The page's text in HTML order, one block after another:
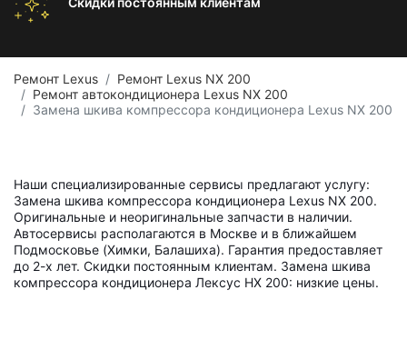
Ремонт Lexus
Ремонт Lexus NX 200
Ремонт автокондиционера Lexus NX 200
Замена шкива компрессора кондиционера Lexus NX 200
Наши специализированные сервисы предлагают услугу:
Замена шкива компрессора кондиционера Lexus NX 200.
Оригинальные и неоригинальные запчасти в наличии.
Автосервисы располагаются в Москве и в ближайшем
Подмосковье (Химки, Балашиха). Гарантия предоставляет
до 2-х лет. Скидки постоянным клиентам. Замена шкива
компрессора кондиционера Лексус НХ 200: низкие цены.